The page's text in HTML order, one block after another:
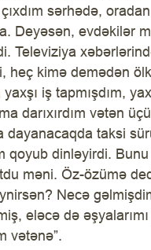
sərhədə,
Deyəsən, evdəkilər
Televiziya
heç kimə demədən
iş tapmışdım,
darıxırdım vətən
dayanacaqda taksi
qoyub dinləyirdi.
məni. Öz-özümə
Necə
eləcə də əşyalarımı
vətənə”.